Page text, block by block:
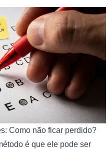
Como não ficar perdido?
é que ele pode ser